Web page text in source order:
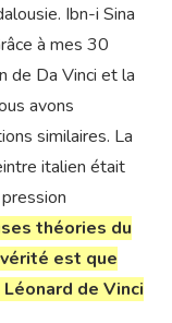
Ibn-i Sina
à mes 30
de Da Vinci et la
avons
similaires. La
italien était
théories du
est que
de Vinci